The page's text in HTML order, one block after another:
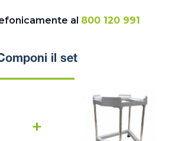
al 800 120 991
il set
+